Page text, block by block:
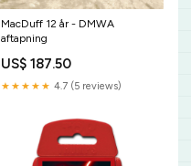
MacDuff 12 år - DMWA
aftapning
US$ 187.50
★★★★★ 4.7 (5 reviews)